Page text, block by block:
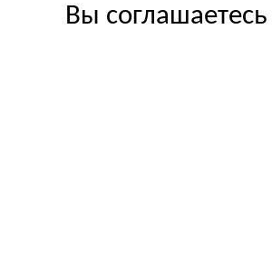
Вы